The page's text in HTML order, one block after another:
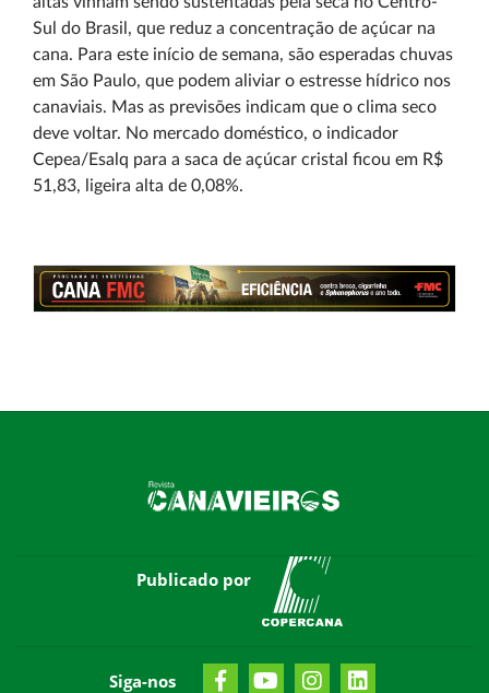
Sul do Brasil, que reduz a concentração de açúcar na
cana. Para este início de semana, são esperadas chuvas
em São Paulo, que podem aliviar o estresse hídrico nos
canaviais. Mas as previsões indicam que o clima seco
deve voltar. No mercado doméstico, o indicador
Cepea/Esalq para a saca de açúcar cristal ficou em R$
51,83, ligeira alta de 0,08%.
Publicado por
Siga-nos